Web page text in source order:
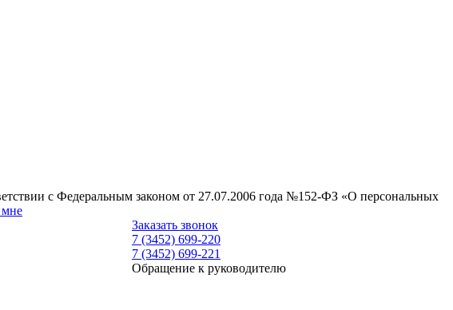
с Федеральным законом от 27.07.2006 года №152-ФЗ «О персональных
мне
Заказать звонок
7 (3452) 699-220
7 (3452) 699-221
Обращение к руководителю